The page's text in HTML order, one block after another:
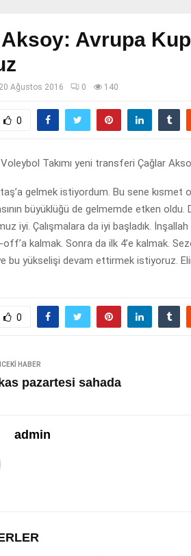
Avrupa
20 Ağustos 2016 0 140
0
Takımı yeni transferi Çağlar
gelmek istiyordum. Bu sene
büyüklüğü de gelmemde etken
iyi. Çalışmalara da iyi başladık. İnşallah
kalmak. Sonra da ilk 4’e kalmak.
bu yükselişi devam ettirmek istiyoruz.
0
HABER
pazartesi sahada
admin